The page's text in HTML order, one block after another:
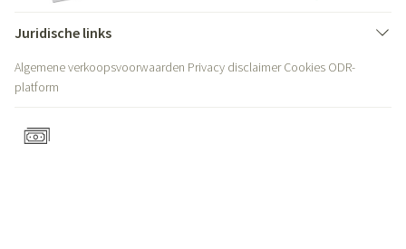
Juridische links
Algemene verkoopsvoorwaarden Privacy disclaimer Cookies ODR-
platform